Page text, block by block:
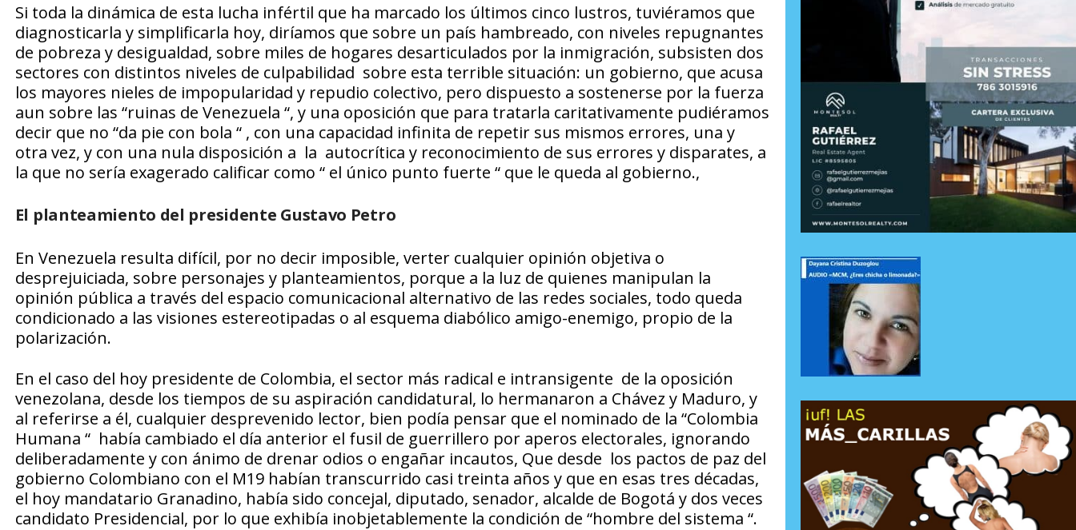
Si toda la dinámica de esta lucha infértil que ha marcado los últimos cinco lustros, tuviéramos que
diagnosticarla y simplificarla hoy, diríamos que sobre un país hambreado, con niveles repugnantes
de pobreza y desigualdad, sobre miles de hogares desarticulados por la inmigración, subsisten dos
sectores con distintos niveles de culpabilidad sobre esta terrible situación: un gobierno, que acusa
los mayores nieles de impopularidad y repudio colectivo, pero dispuesto a sostenerse por la fuerza
aun sobre las “ruinas de Venezuela “, y una oposición que para tratarla caritativamente pudiéramos
decir que no “da pie con bola “ , con una capacidad infinita de repetir sus mismos errores, una y
otra vez, y con una nula disposición a la autocrítica y reconocimiento de sus errores y disparates, a
la que no sería exagerado calificar como “ el único punto fuerte “ que le queda al gobierno.,
El planteamiento del presidente Gustavo Petro
En Venezuela resulta difícil, por no decir imposible, verter cualquier opinión objetiva o
desprejuiciada, sobre personajes y planteamientos, porque a la luz de quienes manipulan la
opinión pública a través del espacio comunicacional alternativo de las redes sociales, todo queda
condicionado a las visiones estereotipadas o al esquema diabólico amigo-enemigo, propio de la
polarización.
En el caso del hoy presidente de Colombia, el sector más radical e intransigente de la oposición
venezolana, desde los tiempos de su aspiración candidatural, lo hermanaron a Chávez y Maduro, y
al referirse a él, cualquier desprevenido lector, bien podía pensar que el nominado de la “Colombia
Humana “ había cambiado el día anterior el fusil de guerrillero por aperos electorales, ignorando
deliberadamente y con ánimo de drenar odios o engañar incautos, Que desde los pactos de paz del
gobierno Colombiano con el M19 habían transcurrido casi treinta años y que en esas tres décadas,
el hoy mandatario Granadino, había sido concejal, diputado, senador, alcalde de Bogotá y dos veces
candidato Presidencial, por lo que exhibía inobjetablemente la condición de “hombre del sistema “.